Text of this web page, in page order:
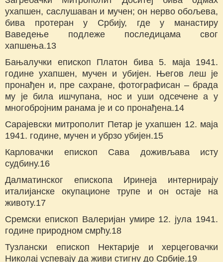
ухапшен, саслушаван и мучен; он нерво обољева,
бива протеран у Србију, где у манастиру
Ваведење подлеже последицама свог
хапшења.13
Бањалучки епископ Платон бива 5. маја 1941.
године ухапшен, мучен и убијен. Његов леш је
пронађен и, пре сахране, фотографисан – брада
му је била ишчупана, нос и уши одсечене а у
многобројним ранама је и со пронађена.14
Сарајевски митрополит Петар је ухапшен 12. маја
1941. године, мучен и убрзо убијен.15
Карловачки епископ Сава доживљава исту
судбину.16
Далматинског епископа Иринеја интернирају
италијанске окупационе трупе и он остаје на
животу.17
Сремски епископ Валеријан умире 12. јула 1941.
године природном смрћу.18
Тузлански епископ Нектарије и херцеговачки
Николај успевају да живи стигну до Србије.19